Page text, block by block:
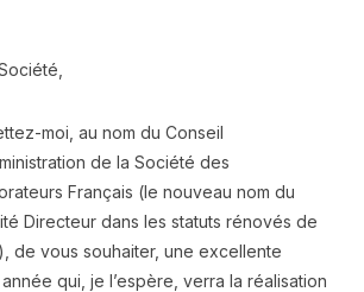
moi, au nom du Conseil
de la Société des
Français (le nouveau nom du
Directeur dans les statuts rénovés de
de vous souhaiter, une excellente
qui, je l’espère, verra la réalisation